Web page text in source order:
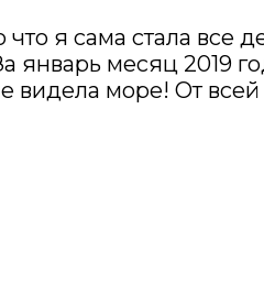
я сама стала все
месяц 2019
видела море! От